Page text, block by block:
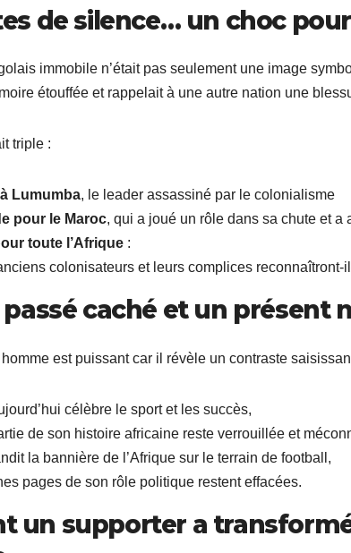
de silence… un choc
immobile n’était pas seulement une image
étouffée et rappelait à une autre nation une
triple :
Lumumba, le leader assassiné par le colonialisme
pour le Maroc, qui a joué un rôle dans sa chute et a
toute l’Afrique :
colonisateurs et leurs complices
caché et un présent
est puissant car il révèle un contraste
célèbre le sport et les succès,
de son histoire africaine reste verrouillée et
la bannière de l’Afrique sur le terrain de football,
pages de son rôle politique restent effacées.
un supporter a